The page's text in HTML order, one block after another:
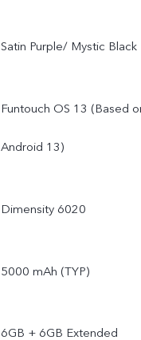
Satin Purple/ Mystic Black
Funtouch OS 13 (Based
Android 13)
Dimensity 6020
5000 mAh (TYP)
6GB + 6GB Extended